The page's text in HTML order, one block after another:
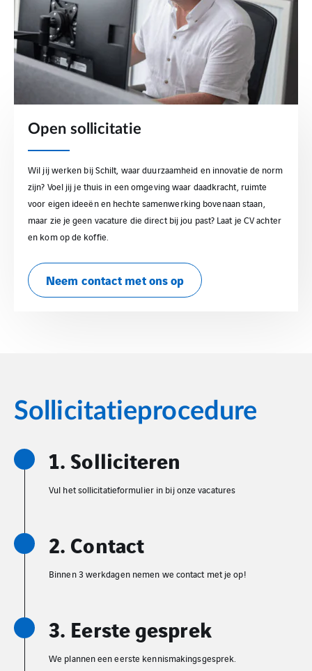
Open sollicitatie
Wil jij werken bij Schilt, waar duurzaamheid en innovatie de norm
zijn? Voel jij je thuis in een omgeving waar daadkracht, ruimte
voor eigen ideeën en hechte samenwerking bovenaan staan,
maar zie je geen vacature die direct bij jou past? Laat je CV achter
en kom op de koffie.
Neem contact met ons op
Sollicitatieprocedure
1. Solliciteren
Vul het sollicitatieformulier in bij onze vacatures
2. Contact
Binnen 3 werkdagen nemen we contact met je op!
3. Eerste gesprek
We plannen een eerste kennismakingsgesprek.